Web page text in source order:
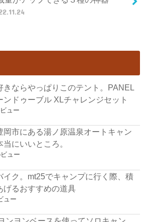
きならやっぱりこのテント。PANEL
ンドゥーブル XLチャレンジセット
ュー
岡市にある湯ノ原温泉オートキャン
当にいいところ。
ュー
イク。mt25でキャンプに行く際、積
げるおすすめの道具
ュー